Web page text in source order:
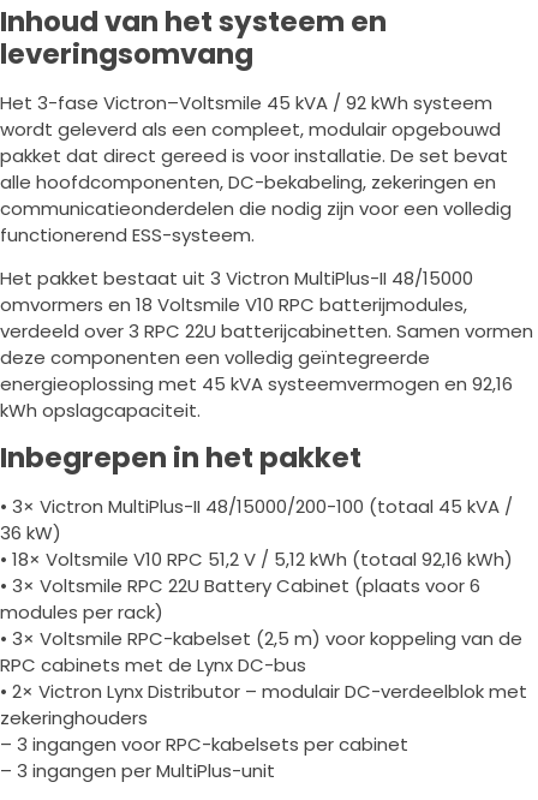
Inhoud van het systeem en
leveringsomvang
Het 3-fase Victron–Voltsmile 45 kVA / 92 kWh systeem
wordt geleverd als een compleet, modulair opgebouwd
pakket dat direct gereed is voor installatie. De set bevat
alle hoofdcomponenten, DC-bekabeling, zekeringen en
communicatieonderdelen die nodig zijn voor een volledig
functionerend ESS-systeem.
Het pakket bestaat uit 3 Victron MultiPlus-II 48/15000
omvormers en 18 Voltsmile V10 RPC batterijmodules,
verdeeld over 3 RPC 22U batterijcabinetten. Samen vormen
deze componenten een volledig geïntegreerde
energieoplossing met 45 kVA systeemvermogen en 92,16
kWh opslagcapaciteit.
Inbegrepen in het pakket
• 3× Victron MultiPlus-II 48/15000/200-100 (totaal 45 kVA /
36 kW)
• 18× Voltsmile V10 RPC 51,2 V / 5,12 kWh (totaal 92,16 kWh)
• 3× Voltsmile RPC 22U Battery Cabinet (plaats voor 6
modules per rack)
• 3× Voltsmile RPC-kabelset (2,5 m) voor koppeling van de
RPC cabinets met de Lynx DC-bus
• 2× Victron Lynx Distributor – modulair DC-verdeelblok met
zekeringhouders
– 3 ingangen voor RPC-kabelsets per cabinet
– 3 ingangen per MultiPlus-unit